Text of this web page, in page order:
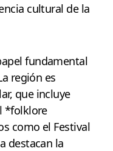
cultural de la
fundamental
región es
que incluye
*folklore
como el Festival
destacan la